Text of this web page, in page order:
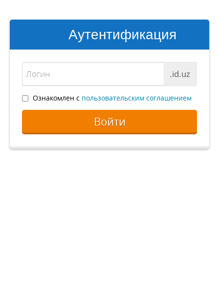
Аутентификация
.id.uz
Ознакомлен с пользовательским соглашением
Войти